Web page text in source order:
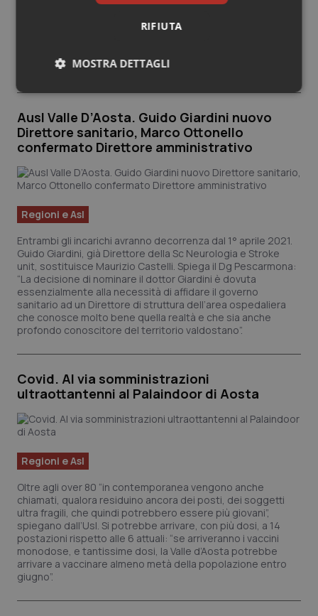
indispensabile in questo momento per attenuare i contagi”
devono essere ridotti al minimo”. Nella giornata di ieri la Valle
ricoverati in terapia intensiva, il 20 marzo i pazienti in terapia
intensiva erano 2.
Ausl Valle D’Aosta. Guido Giardini nuovo
Direttore sanitario, Marco Ottonello
confermato Direttore amministrativo
Regioni e Asl
Entrambi gli incarichi avranno decorrenza dal 1° aprile 2021.
Guido Giardini, già Direttore della Sc Neurologia e Stroke
unit, sostituisce Maurizio Castelli. Spiega il Dg Pescarmona:
“La decisione di nominare il dottor Giardini è dovuta
essenzialmente alla necessità di affidare il governo
sanitario ad un Direttore di struttura dell’area ospedaliera
che conosce molto bene quella realtà e che sia anche
profondo conoscitore del territorio valdostano”.
Covid. Al via somministrazioni
ultraottantenni al Palaindoor di Aosta
Regioni e Asl
Oltre agli over 80 “in contemporanea vengono anche
chiamati, qualora residuino ancora dei posti, dei soggetti
ultra fragili, che quindi potrebbero essere più giovani”,
spiegano dall’Usl. Si potrebbe arrivare, con più dosi, a 14
postazioni rispetto alle 6 attuali: “se arriveranno i vaccini
monodose, e tantissime dosi, la Valle d’Aosta potrebbe
arrivare a vaccinare almeno metà della popolazione entro
giugno”.
RIFIUTA
MOSTRA DETTAGLI
Necessari Statistici Marketing
I cookie necessari contribuiscono a rendere fruibile il
navigazione sulle pagine e l'accesso alle aree
protette del sito. Il sito web non è in grado di
funzionare correttamente senza questi cookie.
Nome
Fornitore / Dominio
VISITOR_PRIVACY_METADATA
YouTube
.youtube.com
CookieScriptConsent
CookieScript
www.quotidianosanita.it